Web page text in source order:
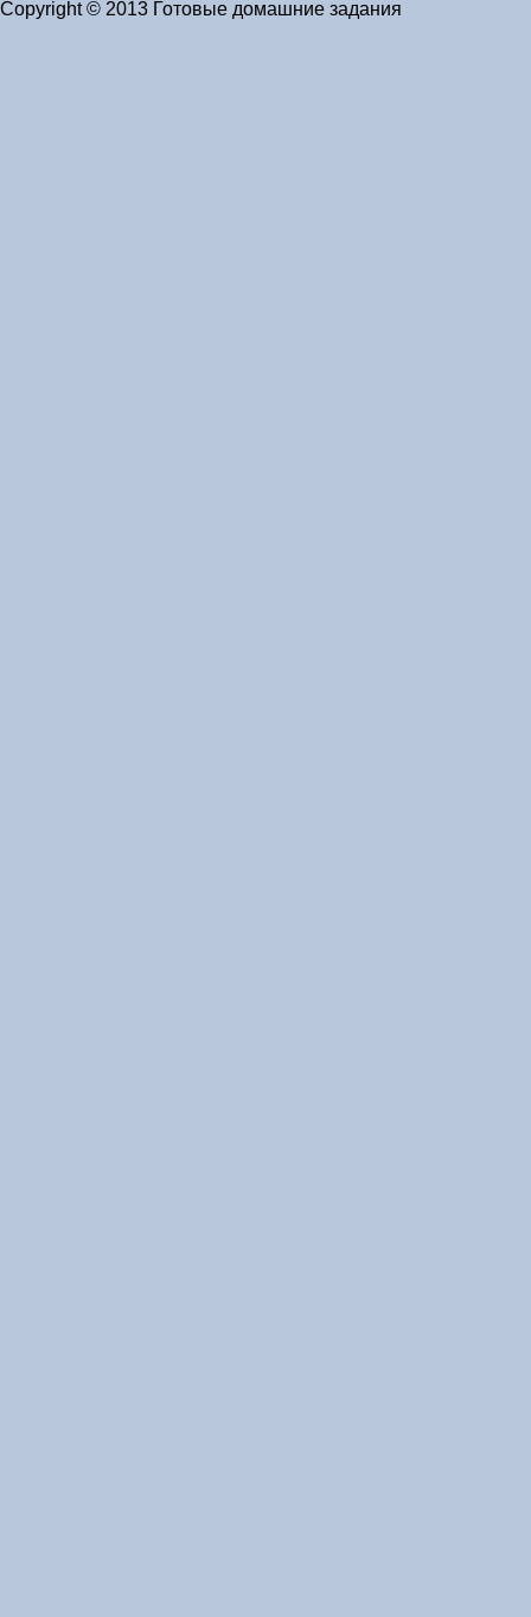
Copyright © 2013 Готовые домашние задания